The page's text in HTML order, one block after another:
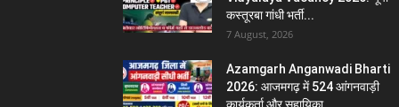
कस्तूरबा गांधी भर्ती...
7 August, 2026
Azamgarh Anganwadi Bharti
2026: आजमगढ़ में 524 आंगनवाड़ी